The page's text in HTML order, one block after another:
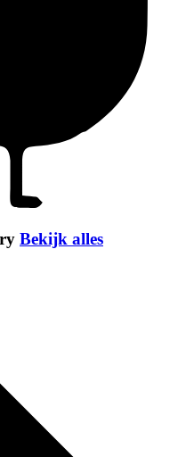
Bekijk alles